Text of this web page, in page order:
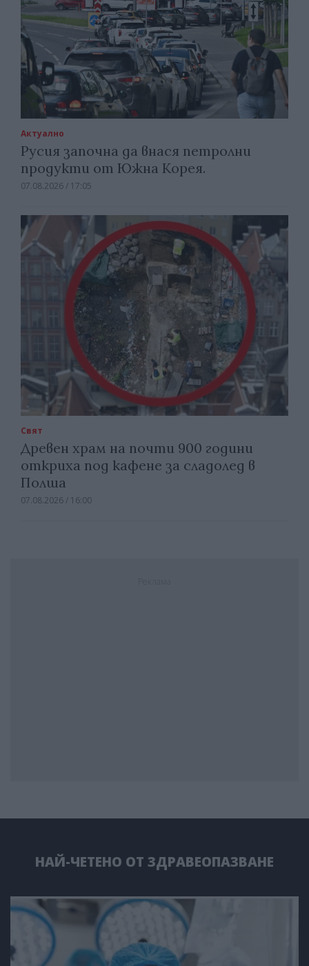
Актуално
Русия започна да внася петролни
продукти от Южна Корея.
07.08.2026 / 17:05
Свят
Древен храм на почти 900 години
откриха под кафене за сладолед в
Полша
07.08.2026 / 16:00
НАЙ-ЧЕТЕНО ОТ ЗДРАВЕОПАЗВАНЕ